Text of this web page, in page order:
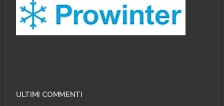
ULTIMI COMMENTI